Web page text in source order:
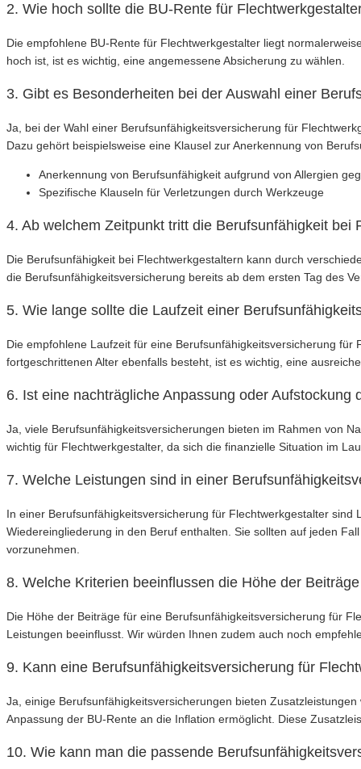
2. Wie hoch sollte die BU-Rente für
Die empfohlene BU-Rente für Flechtwerkgestalter liegt
hoch ist, ist es wichtig, eine angemessene Absicherung zu wählen.
3. Gibt es Besonderheiten bei der Auswahl einer
Ja, bei der Wahl einer Berufsunfähigkeitsversicherung für
Dazu gehört beispielsweise eine Klausel zur Anerkennung von
Anerkennung von Berufsunfähigkeit aufgrund von Allergien
Spezifische Klauseln für Verletzungen durch Werkzeuge
4. Ab welchem Zeitpunkt tritt die Berufsunfähigkeit bei
Die Berufsunfähigkeit bei Flechtwerkgestaltern kann durch
die Berufsunfähigkeitsversicherung bereits ab dem ersten Tag des
5. Wie lange sollte die Laufzeit einer
Die empfohlene Laufzeit für eine Berufsunfähigkeitsversicherung
fortgeschrittenen Alter ebenfalls besteht, ist es wichtig, eine
6. Ist eine nachträgliche Anpassung oder Aufstockung
Ja, viele Berufsunfähigkeitsversicherungen bieten im Rahmen von
wichtig für Flechtwerkgestalter, da sich die finanzielle Situation im
7. Welche Leistungen sind in einer
In einer Berufsunfähigkeitsversicherung für Flechtwerkgestalter
Wiedereingliederung in den Beruf enthalten. Sie sollten auf jeden
vorzunehmen.
8. Welche Kriterien beeinflussen die Höhe der
Die Höhe der Beiträge für eine Berufsunfähigkeitsversicherung für
Leistungen beeinflusst. Wir würden Ihnen zudem auch noch
9. Kann eine Berufsunfähigkeitsversicherung für
Ja, einige Berufsunfähigkeitsversicherungen bieten
Anpassung der BU-Rente an die Inflation ermöglicht. Diese
10. Wie kann man die passende